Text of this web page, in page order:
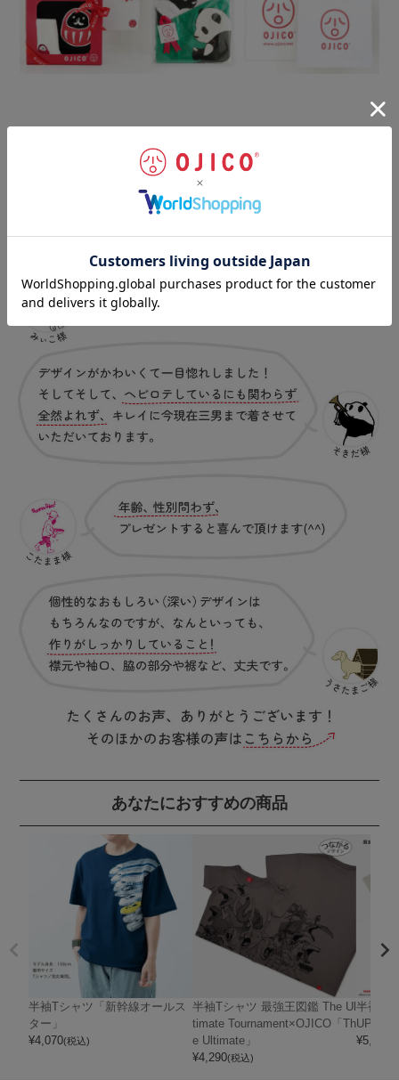
お客様の声 （一部抜粋）
あなたにおすすめの商品
半袖Tシャツ「新幹線オールス
ター」
¥4,070(税込)
半袖Tシャツ 最強王図鑑 The Ul
timate Tournament×OJICO「Th
e Ultimate」
¥4,290(税込)
半袖T
UPER
¥5,720